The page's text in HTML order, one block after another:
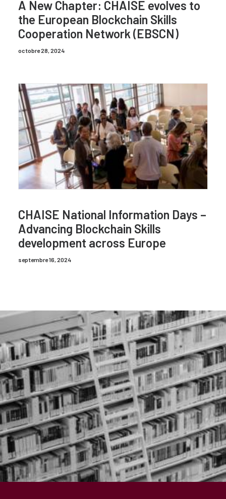
A New Chapter: CHAISE evolves to
the European Blockchain Skills
Cooperation Network (EBSCN)
octobre 28, 2024
CHAISE National Information Days –
Advancing Blockchain Skills
development across Europe
septembre 16, 2024